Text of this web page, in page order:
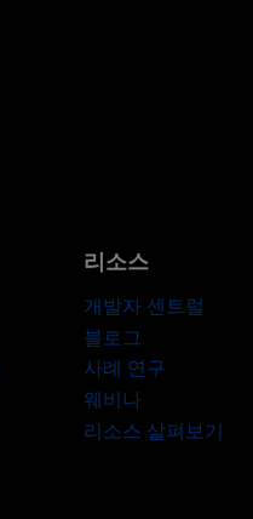
리소스
개발자 센트럴
블로그
사례 연구
웨비나
리소스 살펴보기